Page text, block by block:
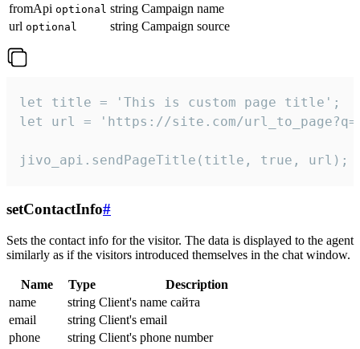
fromApi optional string Campaign name
url optional string Campaign source
let title = 'This is custom page title';
let url = 'https://site.com/
jivo_api.sendPageTitle(title, true, url);
setContactInfo#
Sets the contact info for the visitor. The data is displayed to the agent
similarly as if the visitors introduced themselves in the chat window.
Name Type
Description
name
string Client's name сайта
email
string Client's email
phone
string Client's phone number